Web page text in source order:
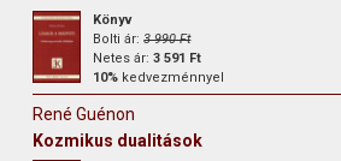
Könyv
Bolti ár:3 990 Ft
Netes ár:3 591 Ft
10% kedvezménnyel
René Guénon
Kozmikus dualitások